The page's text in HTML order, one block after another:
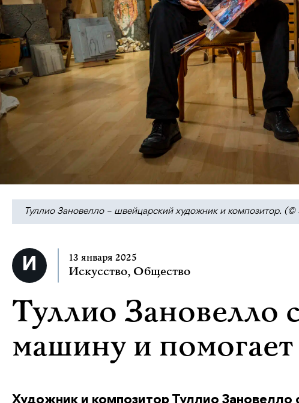
Туллио Зановелло – швейцарский художник и композитор.
13 января 2025
Искусство, Общество
Туллио Зановелло
машину и
Художник и композитор Туллио